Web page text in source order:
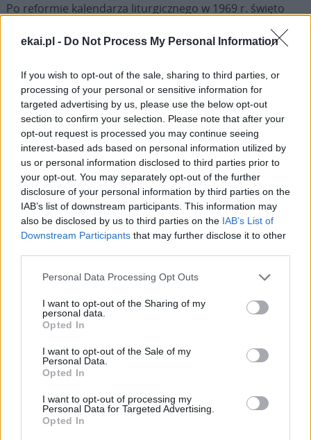
ekai.pl - Do Not Process My Personal Information
If you wish to opt-out of the sale, sharing to third parties, or
processing of your personal or sensitive information for
targeted advertising by us, please use the below opt-out
section to confirm your selection. Please note that after your
opt-out request is processed you may continue seeing
interest-based ads based on personal information utilized by
us or personal information disclosed to third parties prior to
your opt-out. You may separately opt-out of the further
disclosure of your personal information by third parties on the
IAB’s list of downstream participants. This information may
also be disclosed by us to third parties on the IAB’s List of
Downstream Participants that may further disclose it to other
Personal Data Processing Opt Outs
I want to opt-out of the Sharing of my
personal data.
Opted In
I want to opt-out of the Sale of my
Personal Data.
Opted In
I want to opt-out of processing my
Personal Data for Targeted Advertising.
Opted In
Po reformie kalendarza liturgicznego w 1969 r. święto
. Obecnie
obchodzona jest Uroczystość Najświętszego Ciała i Krwi
obchodów tej uroczystości wskazują w szczególny
sposób czytania liturgiczne w roku B.
Sanktuarium Krwi Chrystusa
Szczególnym miejscem kultu Krwi Chrystusa w Polsce
jest Sanktuarium Krwi Chrystusa w Częstochowie, w
którym posługują Misjonarze Krwi Chrystusa. Od 1998 r.
czczone są tam relikwie Krwi Chrystusa. Ich cząstka
przekazana została do Częstochowy z Mantui, gdzie ich
Przywieźć miał je do Mantui św. Longin, żołnierz rzymski,
który przebił włócznią bok Jezusa na Golgocie i według
legendy towarzyszącej tym relikwiom – zebrał spod
gąbkę służąca do pojenia Konającego. Relikwie te przez
stulecia były zapominane i odnajdywały się dzięki
zaginęła. Obecnie część ich historii toczy się w
Częstochowie.